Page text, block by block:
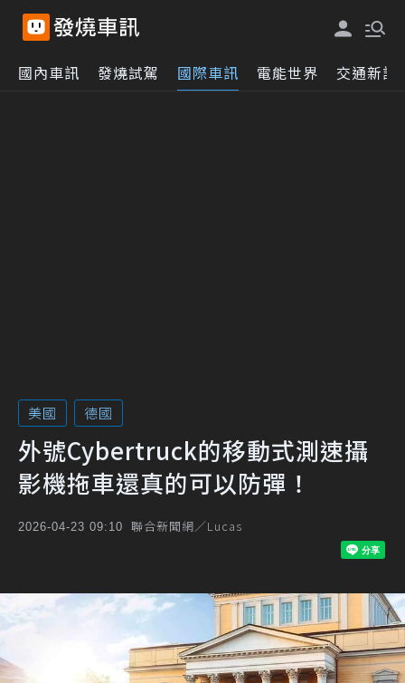
國內車訊 發燒試駕 國際車訊 電能世界 交通新訊
美國 德國
外號Cybertruck的移動式測速攝
影機拖車還真的可以防彈！
2026-04-23 09:10 聯合新聞網／Lucas